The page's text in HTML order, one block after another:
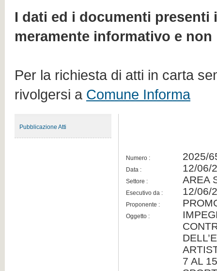
I dati ed i documenti presenti
meramente informativo e
Per la richiesta di atti in carta
rivolgersi a Comune Informa
Numero : 2025/
Data : 12/06/
Settore : AREA
Esecutivo da : 12/06/
Proponente :
Oggetto :
7 AL
Pubblicazione Atti